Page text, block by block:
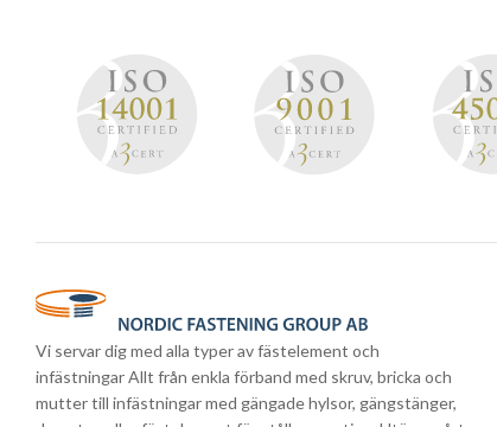
Vi servar dig med alla typer av fästelement och
infästningar Allt från enkla förband med skruv, bricka och
mutter till infästningar med gängade hylsor, gängstänger,